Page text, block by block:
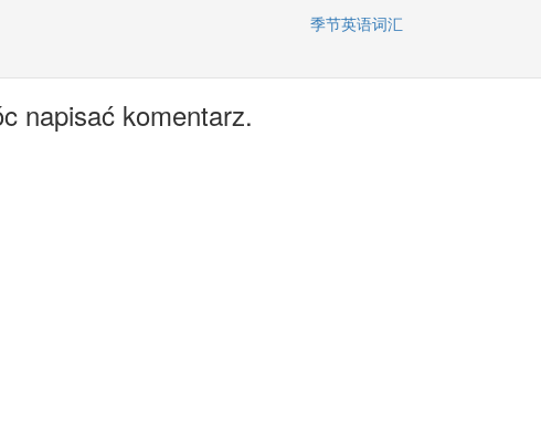
季节英语词汇
napisać komentarz.